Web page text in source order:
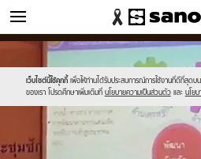
ข่าว
เว็บไซต์นี้ใช้คุกกี้ เพื่อให้ท่านได้รับประสบการณ์การใช้งานที่ดีที่สุดบ
ของเรา โปรดศึกษาเพิ่มเติมที่ นโยบายความเป็นส่วนตัว และ นโยบ
Sanook
//s.isanook.com/sr/0/images/logo-
new-
sanook.png
//s.isanook.com/ns/0/ud/376/1881874/
01.jpg